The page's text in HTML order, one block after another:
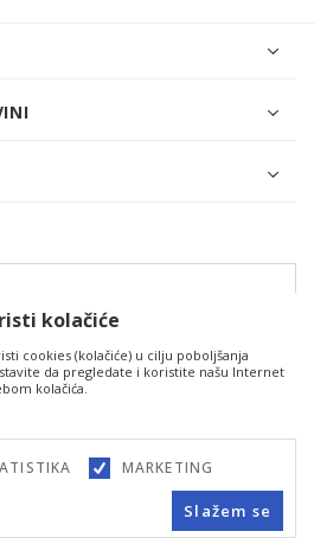
SE
kolačiće
cookies (kolačiće) u cilju poboljšanja
da pregledate i koristite našu Internet
kolačića.
MARKETING
Slažem se